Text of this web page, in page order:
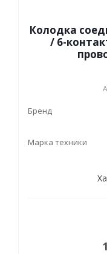
Колодка
/ 6-
Бренд
Марка техники